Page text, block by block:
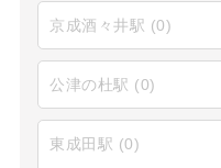
京成酒々井駅 (0)
公津の杜駅 (0)
東成田駅 (0)